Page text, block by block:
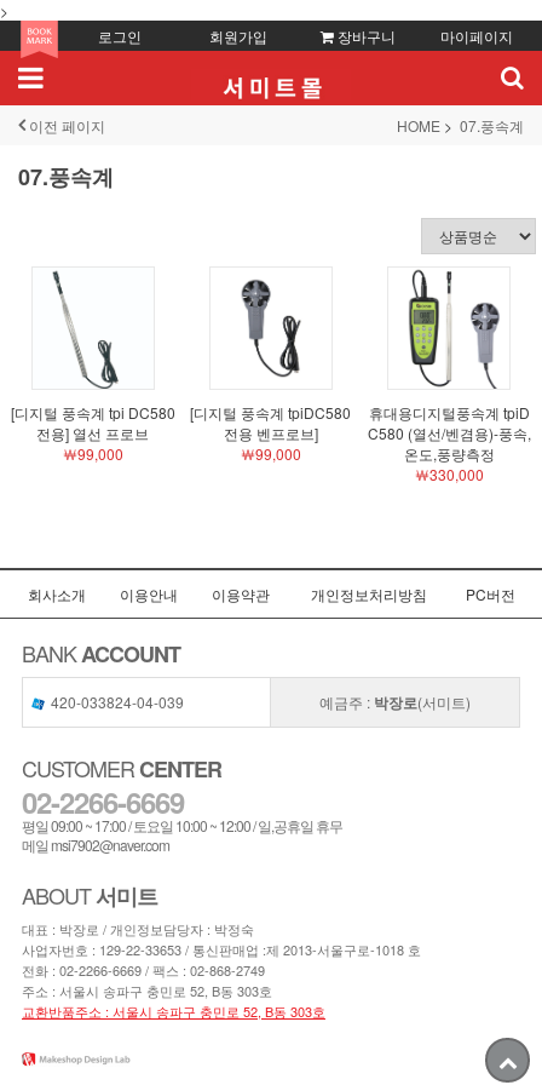
>
로그인
회원가입 장바구니 마이페이지
이전 페이지 HOME 07.풍속계
07.풍속계
[디지털 풍속계 tpi DC580
전용] 열선 프로브
￦99,000
[디지털 풍속계 tpiDC580
전용 벤프로브]
￦99,000
휴대용디지털풍속계 tpiD
C580 (열선/벤겸용)-풍속,
온도,풍량측정
￦330,000
회사소개 이용안내 이용약관 개인정보처리방침 PC버전
BANKACCOUNT
420-033824-04-039 예금주 : 박장로(서미트)
CUSTOMERCENTER
02-2266-6669
평일 09:00 ~ 17:00 / 토요일 10:00 ~ 12:00 / 일,공휴일 휴무
메일 msi7902@naver.com
ABOUT서미트
대표 : 박장로 / 개인정보담당자 : 박정숙
사업자번호 : 129-22-33653 / 통신판매업 :제 2013-서울구로-1018 호
전화 : 02-2266-6669/ 팩스 : 02-868-2749
주소 : 서울시 송파구 충민로 52, B동 303호
교환반품주소 : 서울시 송파구 충민로 52, B동 303호